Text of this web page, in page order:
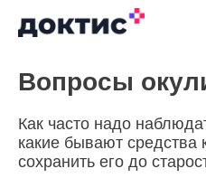
Вопросы
Как часто надо
какие бывают средства
сохранить его до